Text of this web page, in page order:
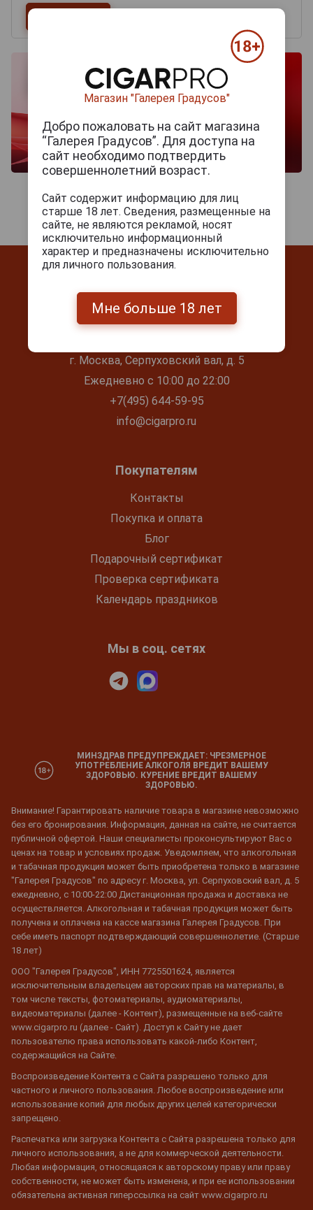
Контакты
г. Москва, Серпуховский вал, д. 5
Ежедневно с 10:00 до 22:00
+7(495) 644-59-95
info@cigarpro.ru
Покупателям
Контакты
Покупка и оплата
Блог
Подарочный сертификат
Проверка сертификата
Календарь праздников
Мы в соц. сетях
МИНЗДРАВ ПРЕДУПРЕЖДАЕТ: ЧРЕЗМЕРНОЕ
УПОТРЕБЛЕНИЕ АЛКОГОЛЯ ВРЕДИТ ВАШЕМУ
ЗДОРОВЬЮ. КУРЕНИЕ ВРЕДИТ ВАШЕМУ
ЗДОРОВЬЮ.
Внимание! Гарантировать наличие товара в магазине невозможно
без его бронирования. Информация, данная на сайте, не считается
публичной офертой. Наши специалисты проконсультируют Вас о
ценах на товар и условиях продаж. Уведомляем, что алкогольная
и табачная продукция может быть приобретена только в магазине
"Галерея Градусов" по адресу г. Москва, ул. Серпуховский вал, д. 5
ежедневно, с 10:00-22:00 Дистанционная продажа и доставка не
осуществляется. Алкогольная и табачная продукция может быть
получена и оплачена на кассе магазина Галерея Градусов. При
себе иметь паспорт подтверждающий совершеннолетие. (Старше
18 лет)
ООО "Галерея Градусов", ИНН 7725501624, является
исключительным владельцем авторских прав на материалы, в
том числе тексты, фотоматериалы, аудиоматериалы,
видеоматериалы (далее - Контент), размещенные на веб-сайте
www.cigarpro.ru (далее - Сайт). Доступ к Сайту не дает
пользователю права использовать какой-либо Контент,
содержащийся на Сайте.
Воспроизведение Контента с Сайта разрешено только для
частного и личного пользования. Любое воспроизведение или
использование копий для любых других целей категорически
запрещено.
Распечатка или загрузка Контента с Сайта разрешена только для
личного использования, а не для коммерческой деятельности.
Любая информация, относящаяся к авторскому праву или праву
собственности, не может быть изменена, и при ее использовании
обязательна активная гиперссылка на сайт www.cigarpro.ru
Магазин "Галерея Градусов"
Добро пожаловать на сайт магазина
“Галерея Градусов”. Для доступа на
сайт необходимо подтвердить
совершеннолетний возраст.
Сайт содержит информацию для лиц
старше 18 лет. Сведения, размещенные на
сайте, не являются рекламой, носят
исключительно информационный
характер и предназначены исключительно
для личного пользования.
Мне больше 18 лет